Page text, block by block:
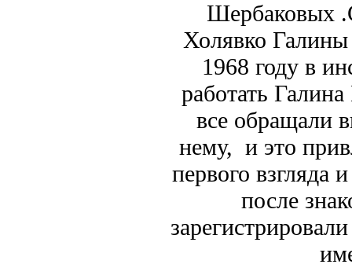
Шербаковых
Холявко
1968 году в
работать
все обращали
нему, и это
первого взгляда
после